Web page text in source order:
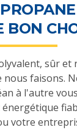
BON
sûr et
nous faisons.
à l'autre
votre